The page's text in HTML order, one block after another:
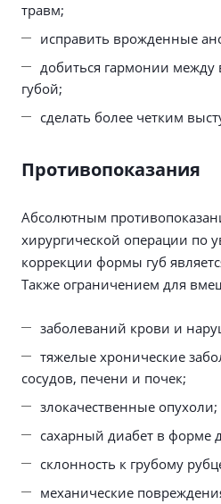
травм;
исправить врожденные
добиться гармонии
губой;
сделать более четким
Противопоказания
Абсолютным
хирургической операции по
коррекции формы губ
Также ограничением для
заболеваний крови и
тяжелые хронические
сосудов, печени и почек;
злокачественные опухоли;
сахарный диабет в форме
склонность к грубому
механические